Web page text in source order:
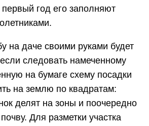
первый год его заполняют
на даче своими руками будет
следовать намеченному
на бумаге схему посадки
на землю по квадратам:
делят на зоны и поочередно
Для разметки участка